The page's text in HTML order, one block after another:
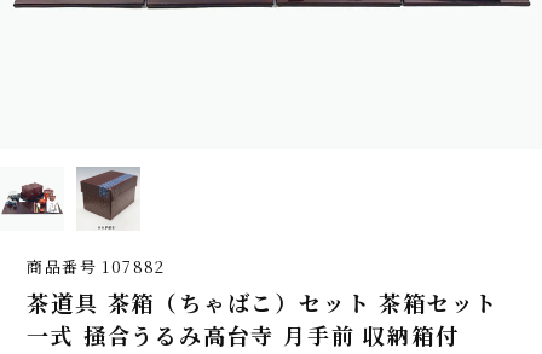
商品番号 107882
茶道具 茶箱（ちゃばこ）セット 茶箱セット
一式 掻合うるみ高台寺 月手前 収納箱付